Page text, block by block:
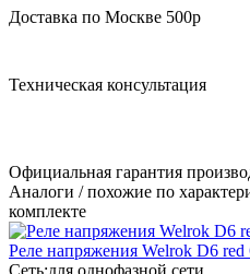
Доставка по Москве 500р
Техническая консультация
Официальная гарантия
Аналоги / похожие по
комплекте
Реле напряжения Welrok D6 red
Сеть:для однофазной сети